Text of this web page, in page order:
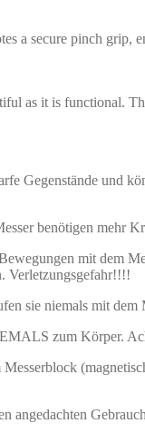
a secure pinch
as it is functional.
Gegenstände und
benötigen mehr
mit dem
Verletzungsgefahr!!!!
sie niemals mit
zum Körper.
angedachten